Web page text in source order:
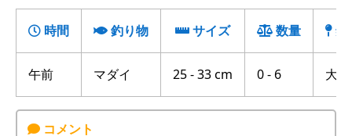
時間 釣り物 サイズ 数量 釣
午前 マダイ 25 - 33 cm 0 - 6 大